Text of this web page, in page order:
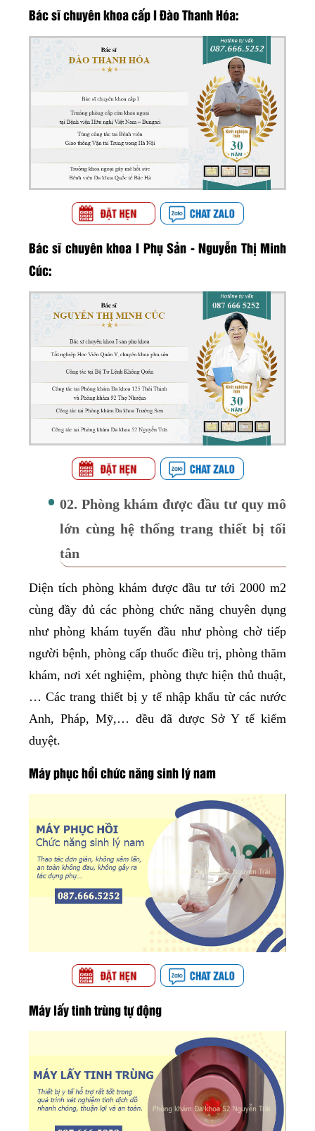
Bác sĩ chuyên khoa cấp I Đào Thanh Hóa:
Bác sĩ chuyên khoa I Phụ Sản - Nguyễn Thị Minh
Cúc:
02. Phòng khám được đầu tư quy mô
lớn cùng hệ thống trang thiết bị tối
tân
Diện tích phòng khám được đầu tư tới 2000 m2
cùng đầy đủ các phòng chức năng chuyên dụng
như phòng khám tuyến đầu như phòng chờ tiếp
người bệnh, phòng cấp thuốc điều trị, phòng thăm
khám, nơi xét nghiệm, phòng thực hiện thủ thuật,
… Các trang thiết bị y tế nhập khẩu từ các nước
Anh, Pháp, Mỹ,… đều đã được Sở Y tế kiểm
duyệt.
Máy phục hồi chức năng sinh lý nam
Máy lấy tinh trùng tự động